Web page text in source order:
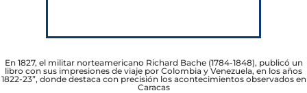
En 1827, el militar norteamericano Richard Bache (1784-1848), publicó un
libro con sus impresiones de viaje por Colombia y Venezuela, en los años
1822-23”, donde destaca con precisión los acontecimientos observados en
Caracas